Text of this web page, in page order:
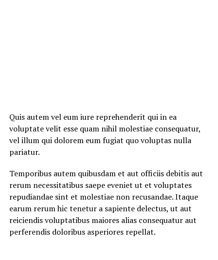
Quis autem vel eum iure reprehenderit qui in ea
voluptate velit esse quam nihil molestiae consequatur,
vel illum qui dolorem eum fugiat quo voluptas nulla
pariatur.
Temporibus autem quibusdam et aut officiis debitis aut
rerum necessitatibus saepe eveniet ut et voluptates
repudiandae sint et molestiae non recusandae. Itaque
earum rerum hic tenetur a sapiente delectus, ut aut
reiciendis voluptatibus maiores alias consequatur aut
perferendis doloribus asperiores repellat.